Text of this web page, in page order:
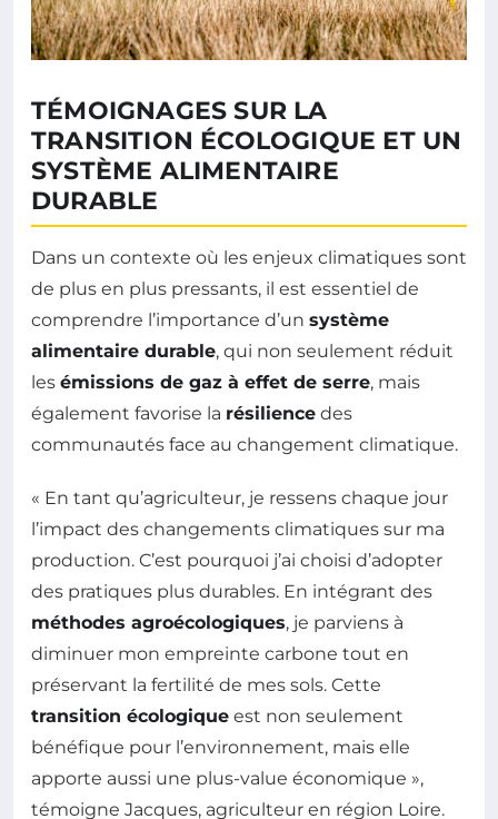
TÉMOIGNAGES SUR LA
TRANSITION ÉCOLOGIQUE ET UN
SYSTÈME ALIMENTAIRE
DURABLE
Dans un contexte où les enjeux climatiques sont
de plus en plus pressants, il est essentiel de
comprendre l’importance d’un système
alimentaire durable, qui non seulement réduit
les émissions de gaz à effet de serre, mais
également favorise la résilience des
communautés face au changement climatique.
« En tant qu’agriculteur, je ressens chaque jour
l’impact des changements climatiques sur ma
production. C’est pourquoi j’ai choisi d’adopter
des pratiques plus durables. En intégrant des
méthodes agroécologiques, je parviens à
diminuer mon empreinte carbone tout en
préservant la fertilité de mes sols. Cette
transition écologique est non seulement
bénéfique pour l’environnement, mais elle
apporte aussi une plus-value économique »,
témoigne Jacques, agriculteur en région Loire.